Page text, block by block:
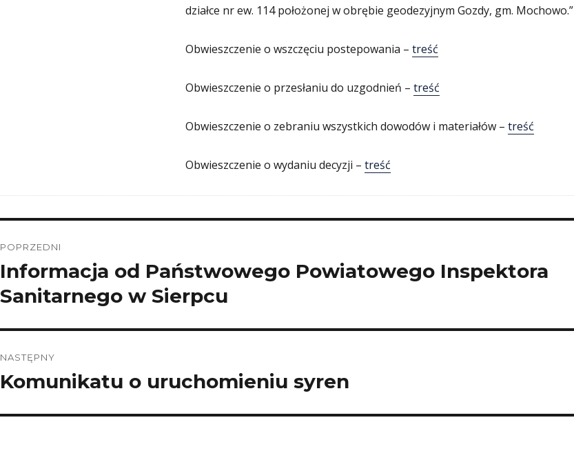
działce nr ew. 114 położonej w obrębie geodezyjnym Gozdy, gm. Mochowo.”
Obwieszczenie o wszczęciu postepowania – treść
Obwieszczenie o przesłaniu do uzgodnień – treść
Obwieszczenie o zebraniu wszystkich dowodów i materiałów – treść
Obwieszczenie o wydaniu decyzji – treść
wpisu
POPRZEDNI
Poprzedni
wpis:
Informacja od Państwowego Powiatowego Inspektora
Sanitarnego w Sierpcu
NASTĘPNY
Następny
Komunikatu o uruchomieniu syren